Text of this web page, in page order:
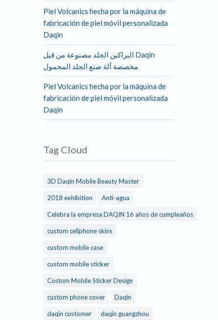
Piel Volcanics hecha por la máquina de
fabricación de piel móvil personalizada
Daqin
البراكين الجلد مصنوعة من قبل Daqin
مخصصة آلة صنع الجلد المحمول
Piel Volcanics hecha por la máquina de
fabricación de piel móvil personalizada
Daqin
Tag Cloud
3D Daqin Mobile Beauty Master
2018 exhibition Anti-agua
Celebra la empresa DAQIN 16 años de cumpleaños
custom cellphone skins
custom mobile case
custom mobile sticker
Custom Mobile Sticker Design
custom phone cover Daqin
daqin customer daqin guangzhou